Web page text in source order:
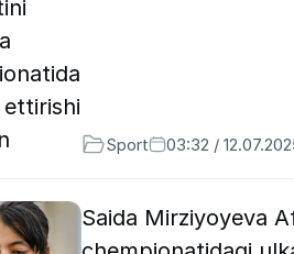
Sport 03:32 /
Saida Mirziyoyeva